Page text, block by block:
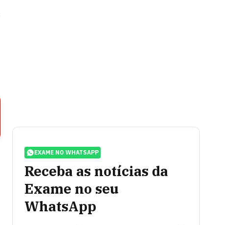
EXAME NO WHATSAPP
Receba as notícias da
Exame no seu
WhatsApp